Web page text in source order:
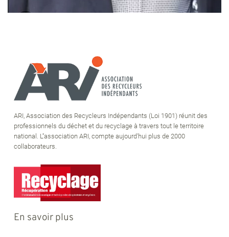
ARI, Association des Recycleurs Indépendants (Loi 1901) réunit des
professionnels du déchet et du recyclage à travers tout le territoire
national. L''association ARI, compte aujourd'hui plus de 2000
collaborateurs.
En savoir plus